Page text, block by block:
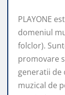
PLAYONE
domeniul
folclor).
promovare
generatii de
muzical de